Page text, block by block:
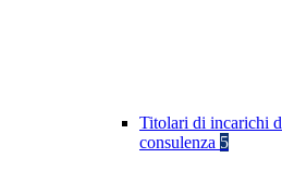
Titolari di incarichi
consulenza 5